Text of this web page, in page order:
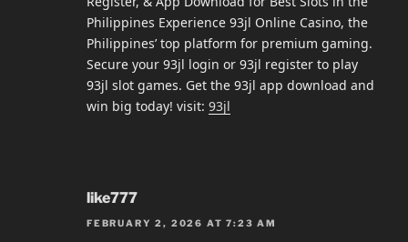
Philippines Experience 93jl Online Casino, the
Philippines’ top platform for premium gaming.
Secure your 93jl login or 93jl register to play
93jl slot games. Get the 93jl app download and
win big today! visit: 93jl
like777
FEBRUARY 2, 2026 AT 7:23 AM